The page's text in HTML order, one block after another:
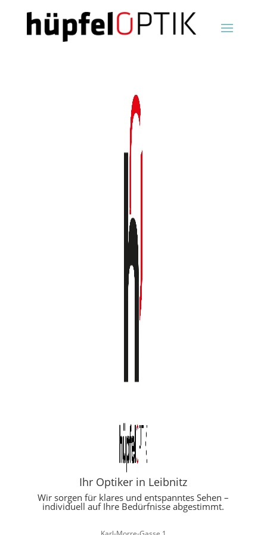
Ihr Optiker in Leibnitz
Wir sorgen für klares und entspanntes Sehen –
individuell auf Ihre Bedürfnisse abgestimmt.